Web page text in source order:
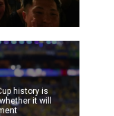
history is
it will